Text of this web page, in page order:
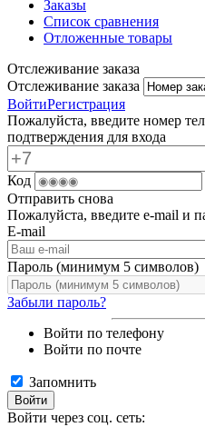
Заказы
Список сравнения
Отложенные товары
Отслеживание заказа
Отслеживание заказа
ВойтиРегистрация
Пожалуйста, введите номер
подтверждения для входа
Код
Отправить снова
Пожалуйста, введите e-mail и
E-mail
Пароль (минимум 5 символов)
Забыли пароль?
Войти по телефону
Войти по почте
Запомнить
Войти
Войти через соц. сеть: